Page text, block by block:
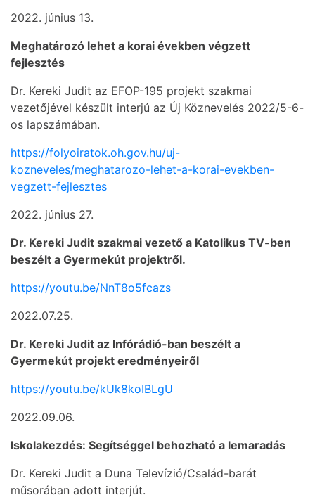
2022. június 13.
Meghatározó lehet a korai években végzett
fejlesztés
Dr. Kereki Judit az EFOP-195 projekt szakmai
vezetőjével készült interjú az Új Köznevelés 2022/5-6-
os lapszámában.
https://folyoiratok.oh.gov.hu/uj-
kozneveles/meghatarozo-lehet-a-korai-evekben-
vegzett-fejlesztes
2022. június 27.
Dr. Kereki Judit szakmai vezető a Katolikus TV-ben
beszélt a Gyermekút projektről.
https://youtu.be/NnT8o5fcazs
2022.07.25.
Dr. Kereki Judit az Infórádió-ban beszélt a
Gyermekút projekt eredményeiről
https://youtu.be/kUk8koIBLgU
2022.09.06.
Iskolakezdés: Segítséggel behozható a lemaradás
Dr. Kereki Judit a Duna Televízió/Család-barát
műsorában adott interjút.